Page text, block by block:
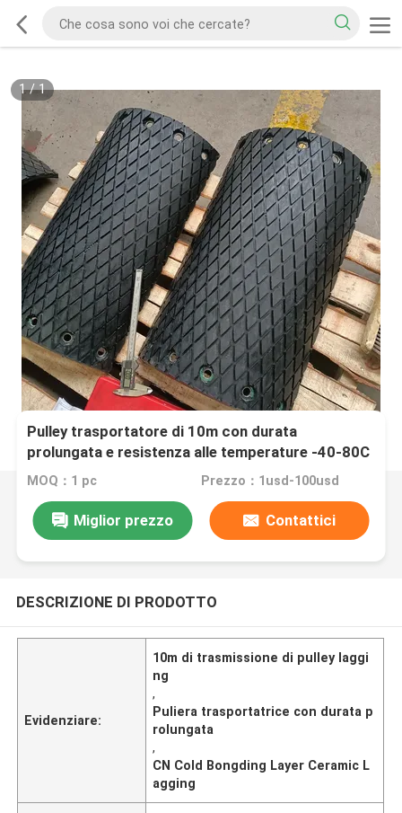
1/1
Pulley trasportatore di 10m con durata
prolungata e resistenza alle temperature -40-80C
MOQ：1 pc Prezzo：1usd-100usd
Miglior prezzo Contattici
DESCRIZIONE DI PRODOTTO
Evidenziare:
10m di trasmissione di pulley laggi
ng
,
Puliera trasportatrice con durata p
rolungata
,
CN Cold Bongding Layer Ceramic L
agging